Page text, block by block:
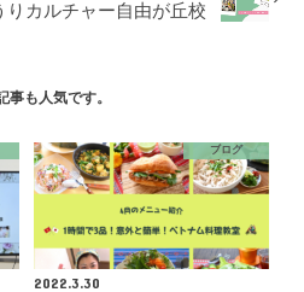
りカルチャー自由が丘校
事も人気です。
ブログ
2022.3.30